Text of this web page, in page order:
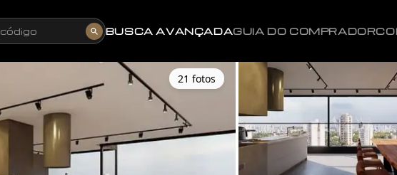
código BUSCA AVANÇADAGUIA DO COMPRADOR
21 fotos